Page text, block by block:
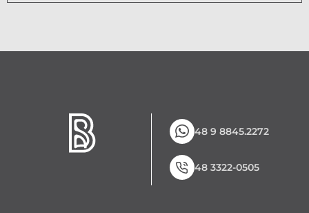
48 9 8845.2272
48 3322-0505